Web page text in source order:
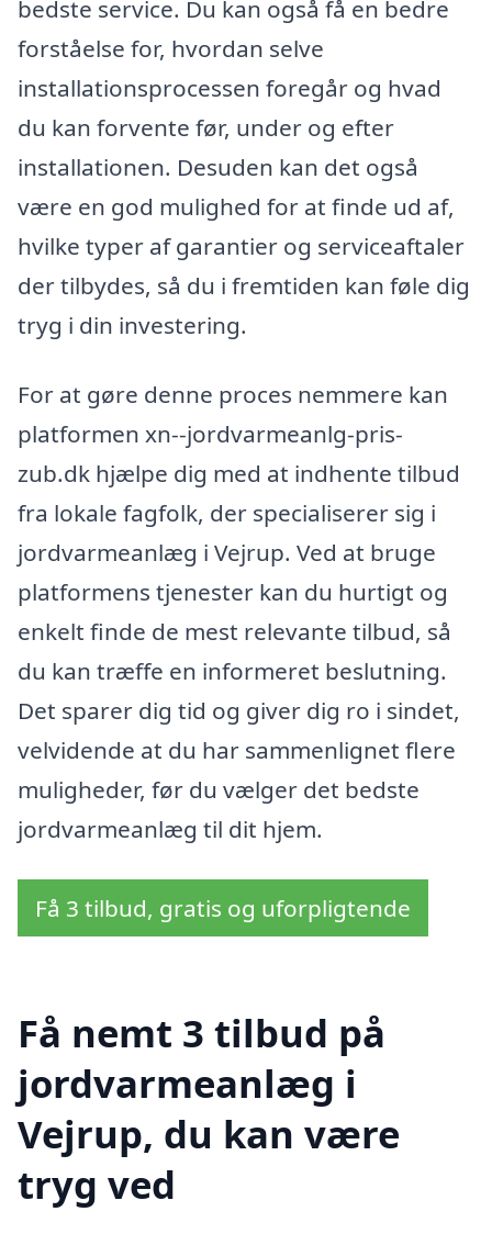
bedste service. Du kan også få en bedre
forståelse for, hvordan selve
installationsprocessen foregår og hvad
du kan forvente før, under og efter
installationen. Desuden kan det også
være en god mulighed for at finde ud af,
hvilke typer af garantier og serviceaftaler
der tilbydes, så du i fremtiden kan føle dig
tryg i din investering.
For at gøre denne proces nemmere kan
platformen xn--jordvarmeanlg-pris-
zub.dk hjælpe dig med at indhente tilbud
fra lokale fagfolk, der specialiserer sig i
jordvarmeanlæg i Vejrup. Ved at bruge
platformens tjenester kan du hurtigt og
enkelt finde de mest relevante tilbud, så
du kan træffe en informeret beslutning.
Det sparer dig tid og giver dig ro i sindet,
velvidende at du har sammenlignet flere
muligheder, før du vælger det bedste
jordvarmeanlæg til dit hjem.
Få 3 tilbud, gratis og uforpligtende
Få nemt 3 tilbud på
jordvarmeanlæg i
Vejrup, du kan være
tryg ved